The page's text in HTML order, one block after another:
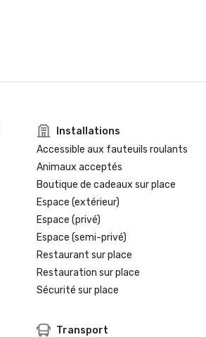
Installations
Accessible aux fauteuils roulants
Animaux acceptés
Boutique de cadeaux sur place
Espace (extérieur)
Espace (privé)
Espace (semi-privé)
Restaurant sur place
Restauration sur place
Sécurité sur place
Transport